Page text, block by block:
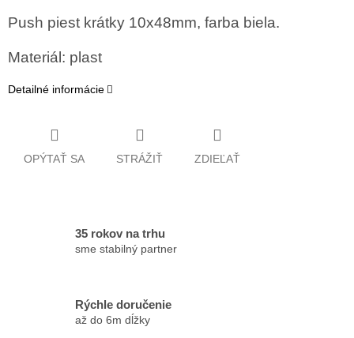
Push piest krátky 10x48mm, farba biela.
Materiál: plast
Detailné informácie
OPÝTAŤ SA STRÁŽIŤ ZDIEĽAŤ
35 rokov na trhu
sme stabilný partner
Rýchle doručenie
až do 6m dĺžky